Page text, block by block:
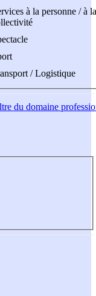
à la personne / à la
/ Logistique
du domaine